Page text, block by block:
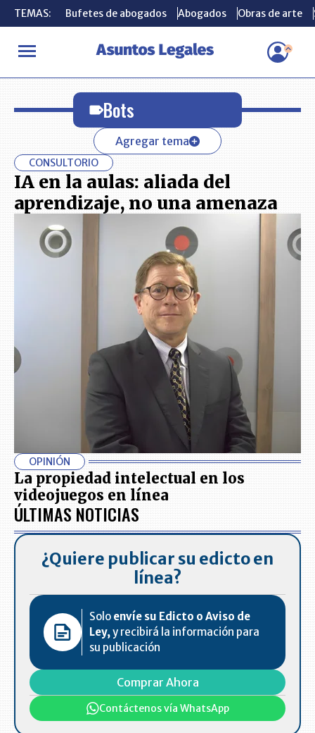
TEMAS: Bufetes de abogados Abogados Obras de arte
INICIO Bots
TEMAS: Bufetes de abogados Abogados Obras de arte
Bots
Agregar tema
CONSULTORIO
IA en la aulas: aliada del
aprendizaje, no una amenaza
OPINIÓN
La propiedad intelectual en los
videojuegos en línea
ÚLTIMAS NOTICIAS
¿Quiere publicar su edicto en
línea?
Solo envíe su Edicto o Aviso de
Ley,y recibirá la información para
su publicación
Comprar Ahora
Contáctenos vía WhatsApp